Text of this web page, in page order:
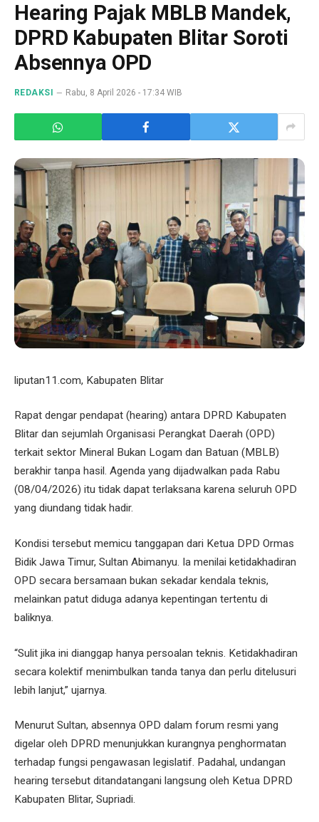
Hearing Pajak MBLB Mandek,
DPRD Kabupaten Blitar Soroti
Absennya OPD
REDAKSI Rabu, 8 April 2026 - 17:34 WIB
liputan11.com, Kabupaten Blitar
Rapat dengar pendapat (hearing) antara DPRD Kabupaten
Blitar dan sejumlah Organisasi Perangkat Daerah (OPD)
terkait sektor Mineral Bukan Logam dan Batuan (MBLB)
berakhir tanpa hasil. Agenda yang dijadwalkan pada Rabu
(08/04/2026) itu tidak dapat terlaksana karena seluruh OPD
yang diundang tidak hadir.
Kondisi tersebut memicu tanggapan dari Ketua DPD Ormas
Bidik Jawa Timur, Sultan Abimanyu. Ia menilai ketidakhadiran
OPD secara bersamaan bukan sekadar kendala teknis,
melainkan patut diduga adanya kepentingan tertentu di
baliknya.
“Sulit jika ini dianggap hanya persoalan teknis. Ketidakhadiran
secara kolektif menimbulkan tanda tanya dan perlu ditelusuri
lebih lanjut,” ujarnya.
Menurut Sultan, absennya OPD dalam forum resmi yang
digelar oleh DPRD menunjukkan kurangnya penghormatan
terhadap fungsi pengawasan legislatif. Padahal, undangan
hearing tersebut ditandatangani langsung oleh Ketua DPRD
Kabupaten Blitar, Supriadi.